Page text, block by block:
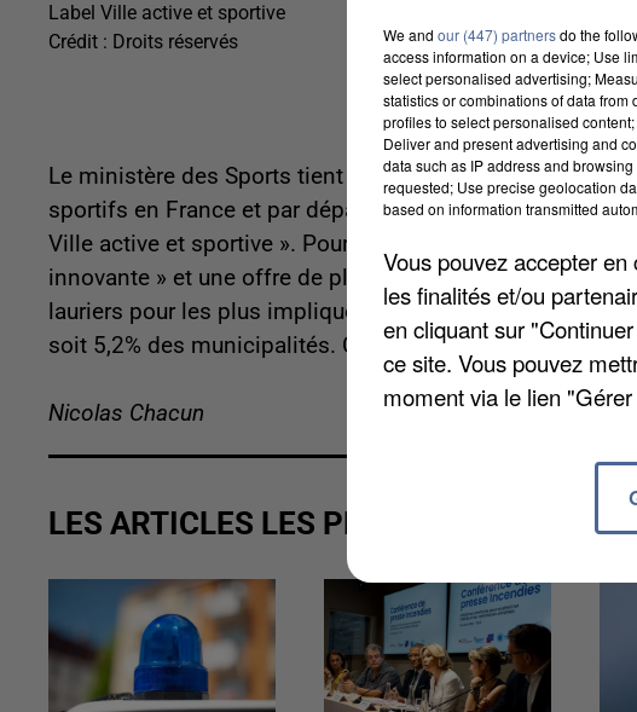
Label Ville active et sportive
Crédit : Droits réservés
Le ministère des Sports tient une plateforme sur
sportifs en France et par département. On y trouve aussi
Ville active et sportive ». Pour en bénéficier, les villes
innovante » et une offre de plusieurs disciplines. Les
lauriers pour les plus impliquées. En Essonne, 10
soit 5,2% des municipalités. C'est plus que la moyenne
Nicolas Chacun
LES ARTICLES LES PLUS VUS
We and our (447) partnersdo the
access information on a device; Use
select personalised advertising;
statistics or combinations of data
profiles to select personalised
Deliver and present advertising and
data such as IP address and
requested; Use precise geolocation
based on information transmitted
Vous pouvez accepter
les finalités et/ou
en cliquant sur
ce site. Vous pouvez
moment via le lien